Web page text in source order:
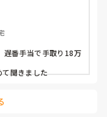
遅番手当で手取り18万
聞きました